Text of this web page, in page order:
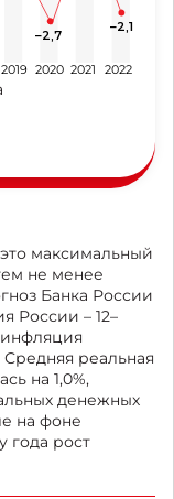
2019 2020 2021 2022
–2,7
–2,1
это максимальный
не менее
Банка России
России – 12–
Средняя реальная
на 1,0%,
денежных
на фоне
года рост